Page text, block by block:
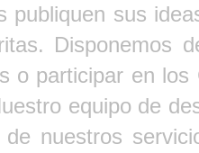
publiquen sus
Disponemos
o participar en
equipo de
de nuestros